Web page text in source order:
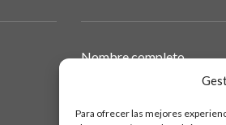
Para ofrecer las mejores
Nombre completo